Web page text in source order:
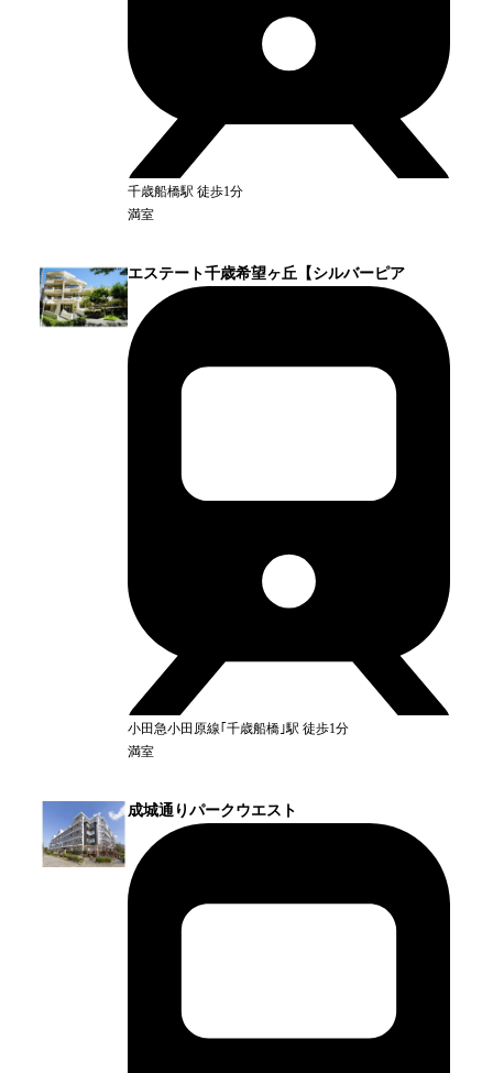
千歳船橋駅 徒歩1分
満室
エステート千歳希望ヶ丘【シルバーピア
小田急小田原線｢千歳船橋｣駅 徒歩1分
満室
成城通りパークウエスト